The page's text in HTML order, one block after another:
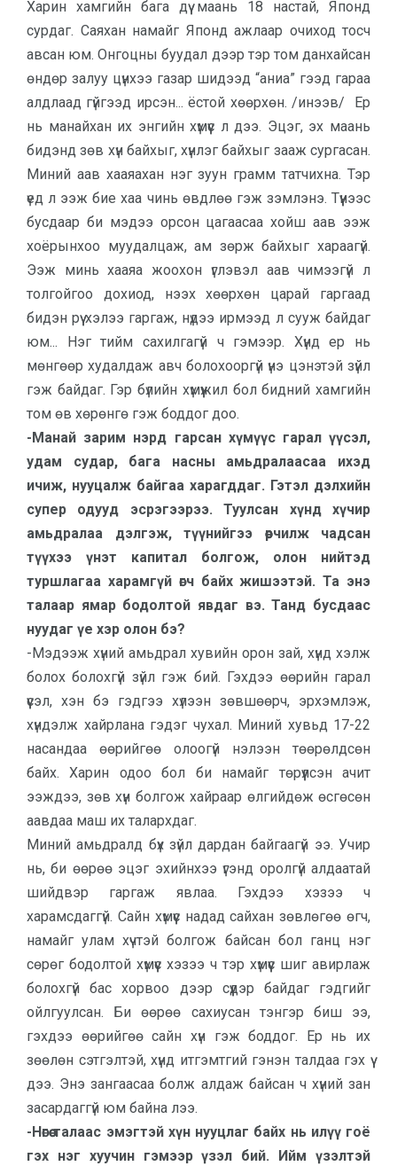
Харин хамгийн бага дүү маань 18 настай, Японд
сурдаг. Саяхан намайг Японд ажлаар очиход тосч
авсан юм. Онгоцны буудал дээр тэр том данхайсан
өндөр залуу цүнхээ газар шидээд “аниа” гээд гараа
алдлаад гүйгээд ирсэн... ёстой хөөрхөн. /инээв/ Ер
нь манайхан их энгийн хүмүүс л дээ. Эцэг, эх маань
бидэнд зөв хүн байхыг, хүнлэг байхыг зааж сургасан.
Миний аав хааяахан нэг зуун грамм татчихна. Тэр
үед л ээж бие хаа чинь өвдлөө гэж зэмлэнэ. Түүнээс
бусдаар би мэдээ орсон цагаасаа хойш аав ээж
хоёрынхоо муудалцаж, ам зөрж байхыг хараагүй.
Ээж минь хааяа жоохон үглэвэл аав чимээгүй л
толгойгоо дохиод, нээх хөөрхөн царай гаргаад
бидэн рүү хэлээ гаргаж, нүдээ ирмээд л сууж байдаг
юм... Нэг тийм сахилгагүй ч гэмээр. Хүнд ер нь
мөнгөөр худалдаж авч болохооргүй үнэ цэнэтэй зүйл
гэж байдаг. Гэр бүлийн хүмүүжил бол бидний хамгийн
том өв хөрөнгө гэж боддог доо.
-Манай зарим нэрд гарсан хүмүүс гарал үүсэл,
удам судар, бага насны амьдралаасаа ихэд
ичиж, нууцалж байгаа харагддаг. Гэтэл дэлхийн
супер одууд эсрэгээрээ. Туулсан хүнд хүчир
амьдралаа дэлгэж, түүнийгээ өөрчилж чадсан
түүхээ үнэт капитал болгож, олон нийтэд
туршлагаа харамгүй өгч байх жишээтэй. Та энэ
талаар ямар бодолтой явдаг вэ. Танд бусдаас
нуудаг үе хэр олон бэ?
-Мэдээж хүний амьдрал хувийн орон зай, хүнд хэлж
болох болохгүй зүйл гэж бий. Гэхдээ өөрийн гарал
үүсэл, хэн бэ гэдгээ хүлээн зөвшөөрч, эрхэмлэж,
хүндэлж хайрлана гэдэг чухал. Миний хувьд 17-22
насандаа өөрийгөө олоогүй нэлээн төөрөлдсөн
байх. Харин одоо бол би намайг төрүүлсэн ачит
ээждээ, зөв хүн болгож хайраар өлгийдөж өсгөсөн
аавдаа маш их талархдаг.
Миний амьдралд бүх зүйл дардан байгаагүй ээ. Учир
нь, би өөрөө эцэг эхийнхээ үгэнд оролгүй алдаатай
шийдвэр гаргаж явлаа. Гэхдээ хэзээ ч
харамсдаггүй. Сайн хүмүүс надад сайхан зөвлөгөө өгч,
намайг улам хүчтэй болгож байсан бол ганц нэг
сөрөг бодолтой хүмүүс хэзээ ч тэр хүмүүс шиг авирлаж
болохгүй бас хорвоо дээр сүүдэр байдаг гэдгийг
ойлгуулсан. Би өөрөө сахиусан тэнгэр биш ээ,
гэхдээ өөрийгөө сайн хүн гэж боддог. Ер нь их
зөөлөн сэтгэлтэй, хүнд итгэмтгий гэнэн талдаа гэх үү
дээ. Энэ зангаасаа болж алдаж байсан ч хүний зан
засардаггүй юм байна лээ.
-Нөгөө талаас эмэгтэй хүн нууцлаг байх нь илүү гоё
гэх нэг хуучин гэмээр үзэл бий. Ийм үзэлтэй